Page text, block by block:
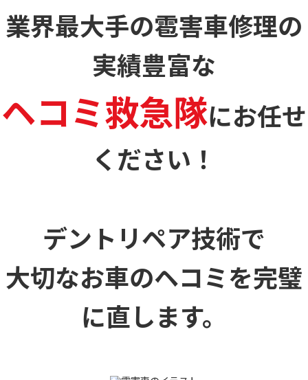
業界最大手の雹害車修理の
実績豊富な
ヘコミ救急隊にお任せ
ください！
デントリペア技術で
大切なお車のヘコミを完璧
に直します。